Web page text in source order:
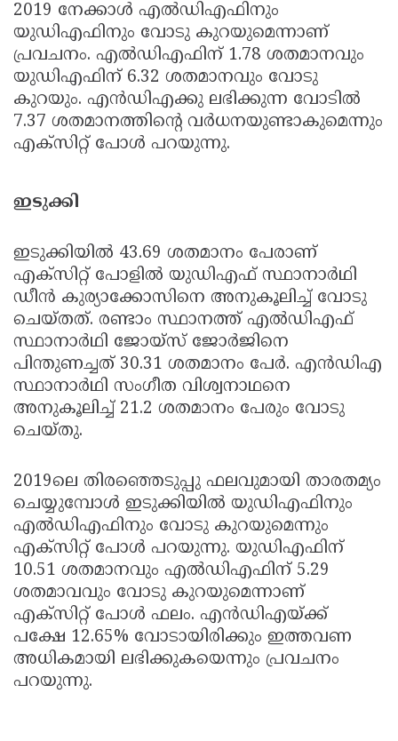
2019 നേക്കാള്‍ എല്‍ഡിഎഫിനും
യുഡിഎഫിനും വോടു കുറയുമെന്നാണ്
പ്രവചനം. എല്‍ഡിഎഫിന് 1.78 ശതമാനവും
യുഡിഎഫിന് 6.32 ശതമാനവും വോടു
കുറയും. എന്‍ഡിഎക്കു ലഭിക്കുന്ന വോടില്‍
7.37 ശതമാനത്തിന്റെ വര്‍ധനയുണ്ടാകുമെന്നും
എക്‌സിറ്റ് പോള്‍ പറയുന്നു.
ഇടുക്കി
ഇടുക്കിയില്‍ 43.69 ശതമാനം പേരാണ്
എക്‌സിറ്റ് പോളില്‍ യുഡിഎഫ് സ്ഥാനാര്‍ഥി
ഡീന്‍ കുര്യാക്കോസിനെ അനുകൂലിച്ച് വോടു
ചെയ്തത്. രണ്ടാം സ്ഥാനത്ത് എല്‍ഡിഎഫ്
സ്ഥാനാര്‍ഥി ജോയ്സ് ജോര്‍ജിനെ
പിന്തുണച്ചത് 30.31 ശതമാനം പേര്‍. എന്‍ഡിഎ
സ്ഥാനാര്‍ഥി സംഗീത വിശ്വനാഥനെ
അനുകൂലിച്ച് 21.2 ശതമാനം പേരും വോടു
ചെയ്തു.
2019ലെ തിരഞ്ഞെടുപ്പു ഫലവുമായി താരതമ്യം
ചെയ്യുമ്പോള്‍ ഇടുക്കിയില്‍ യുഡിഎഫിനും
എല്‍ഡിഎഫിനും വോടു കുറയുമെന്നും
എക്‌സിറ്റ് പോള്‍ പറയുന്നു. യുഡിഎഫിന്
10.51 ശതമാനവും എല്‍ഡിഎഫിന് 5.29
ശതമാവവും വോടു കുറയുമെന്നാണ്
എക്‌സിറ്റ് പോള്‍ ഫലം. എന്‍ഡിഎയ്ക്ക്
പക്ഷേ 12.65% വോടായിരിക്കും ഇത്തവണ
അധികമായി ലഭിക്കുകയെന്നും പ്രവചനം
പറയുന്നു.